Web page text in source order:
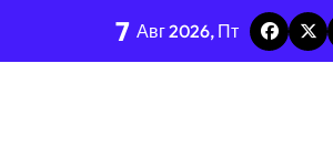
7 Авг 2026, Пт